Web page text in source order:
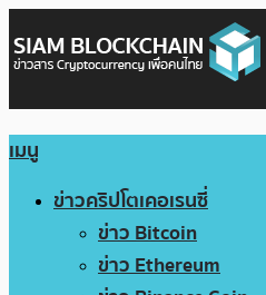
เมนู
ข่าวคริปโตเคอเรนซี่
ข่าว Bitcoin
ข่าว Ethereum